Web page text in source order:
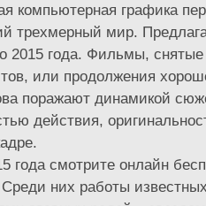
компьютерная графика
трехмерный мир.
2015 года. Фильмы,
или продолжения
поражают динамикой
действия,
года смотрите онлайн
Среди них работы